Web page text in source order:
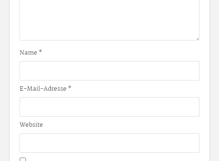
Name *
E-Mail-Adresse *
Website